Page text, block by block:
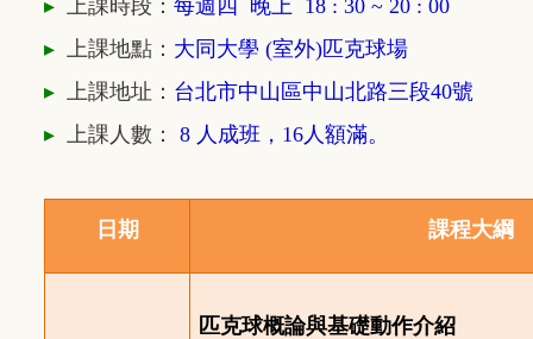
▸ 上課時段： 每週四 晚上 18 : 30 ~ 20 : 00
▸ 上課地點： 大同大學 (室外)匹克球場
▸ 上課地址： 台北市中山區中山北路三段40號
▸ 上課人數： 8 人成班，16人額滿。
日期 課程大綱
匹克球概論與基礎動作介紹